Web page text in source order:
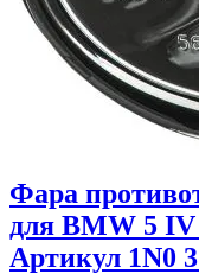
Фара
для BMW 5 IV
Артикул 1N0